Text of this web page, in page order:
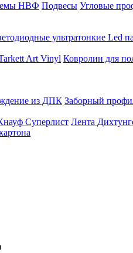
НВФ Подвесы Угловые
ультратонкие Led
Art Vinyl Ковролин для
из ДПК Заборный
Суперлист Лента